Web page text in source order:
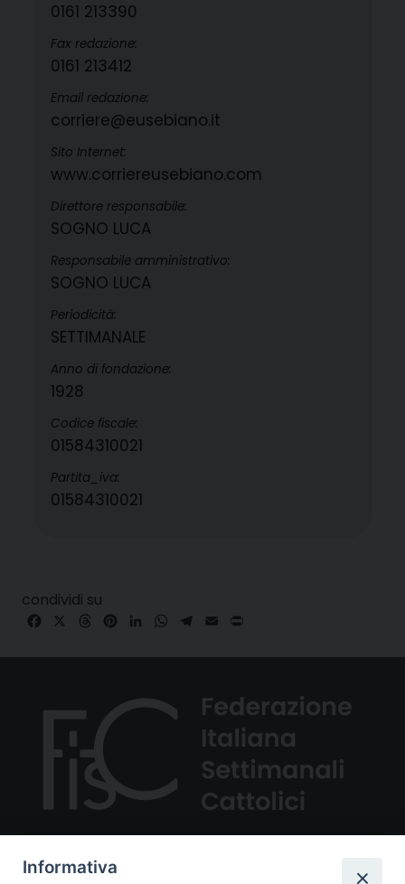
0161 213390
Fax redazione:
0161 213412
Email redazione:
corriere@eusebiano.it
Sito Internet:
www.corriereusebiano.com
Direttore responsabile:
SOGNO LUCA
Responsabile amministrativo:
SOGNO LUCA
Periodicità:
SETTIMANALE
Anno di fondazione:
1928
Codice fiscale:
01584310021
Partita_iva:
01584310021
condividi su
FacebookThreadsPinterest
LinkedInWhatsApp
Telegram
Email
Informativa